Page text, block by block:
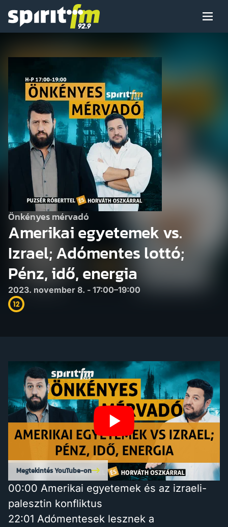
Spirit
Menü
Műsoraink
Arcaink
Műsor
Hírek
Önkényes mérvadó
Amerikai egyetemek vs.
Izrael; Adómentes lottó;
Pénz, idő, energia
2023. november 8. - 17:00–19:00
Megtekintés YouTube-on
00:00 Amerikai egyetemek és az izraeli-
palesztin konfliktus
22:01 Adómentesek lesznek a